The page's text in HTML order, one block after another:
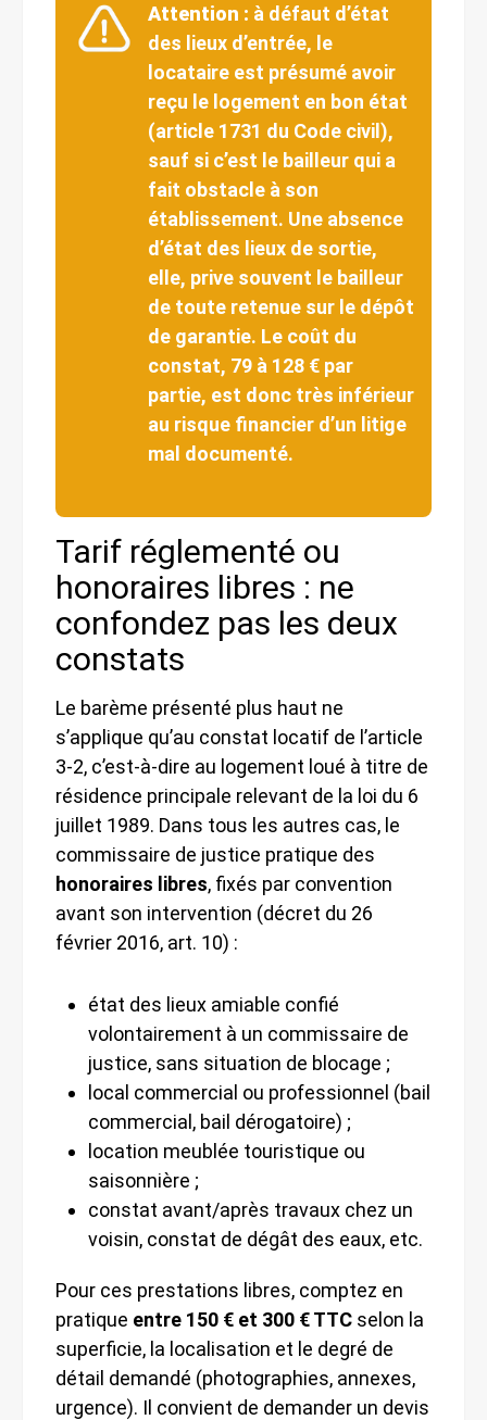
Attention : à défaut d’état
des lieux d’entrée, le
locataire est présumé avoir
reçu le logement en bon état
(article 1731 du Code civil),
sauf si c’est le bailleur qui a
fait obstacle à son
établissement. Une absence
d’état des lieux de sortie,
elle, prive souvent le bailleur
de toute retenue sur le dépôt
de garantie. Le coût du
constat, 79 à 128 € par
partie, est donc très inférieur
au risque financier d’un litige
mal documenté.
Tarif réglementé ou
honoraires libres : ne
confondez pas les deux
constats
Le barème présenté plus haut ne
s’applique qu’au constat locatif de l’article
3-2, c’est-à-dire au logement loué à titre de
résidence principale relevant de la loi du 6
juillet 1989. Dans tous les autres cas, le
commissaire de justice pratique des
honoraires libres, fixés par convention
avant son intervention (décret du 26
février 2016, art. 10) :
état des lieux amiable confié
volontairement à un commissaire de
justice, sans situation de blocage ;
local commercial ou professionnel (bail
commercial, bail dérogatoire) ;
location meublée touristique ou
saisonnière ;
constat avant/après travaux chez un
voisin, constat de dégât des eaux, etc.
Pour ces prestations libres, comptez en
pratique entre 150 € et 300 € TTC selon la
superficie, la localisation et le degré de
détail demandé (photographies, annexes,
urgence). Il convient de demander un devis